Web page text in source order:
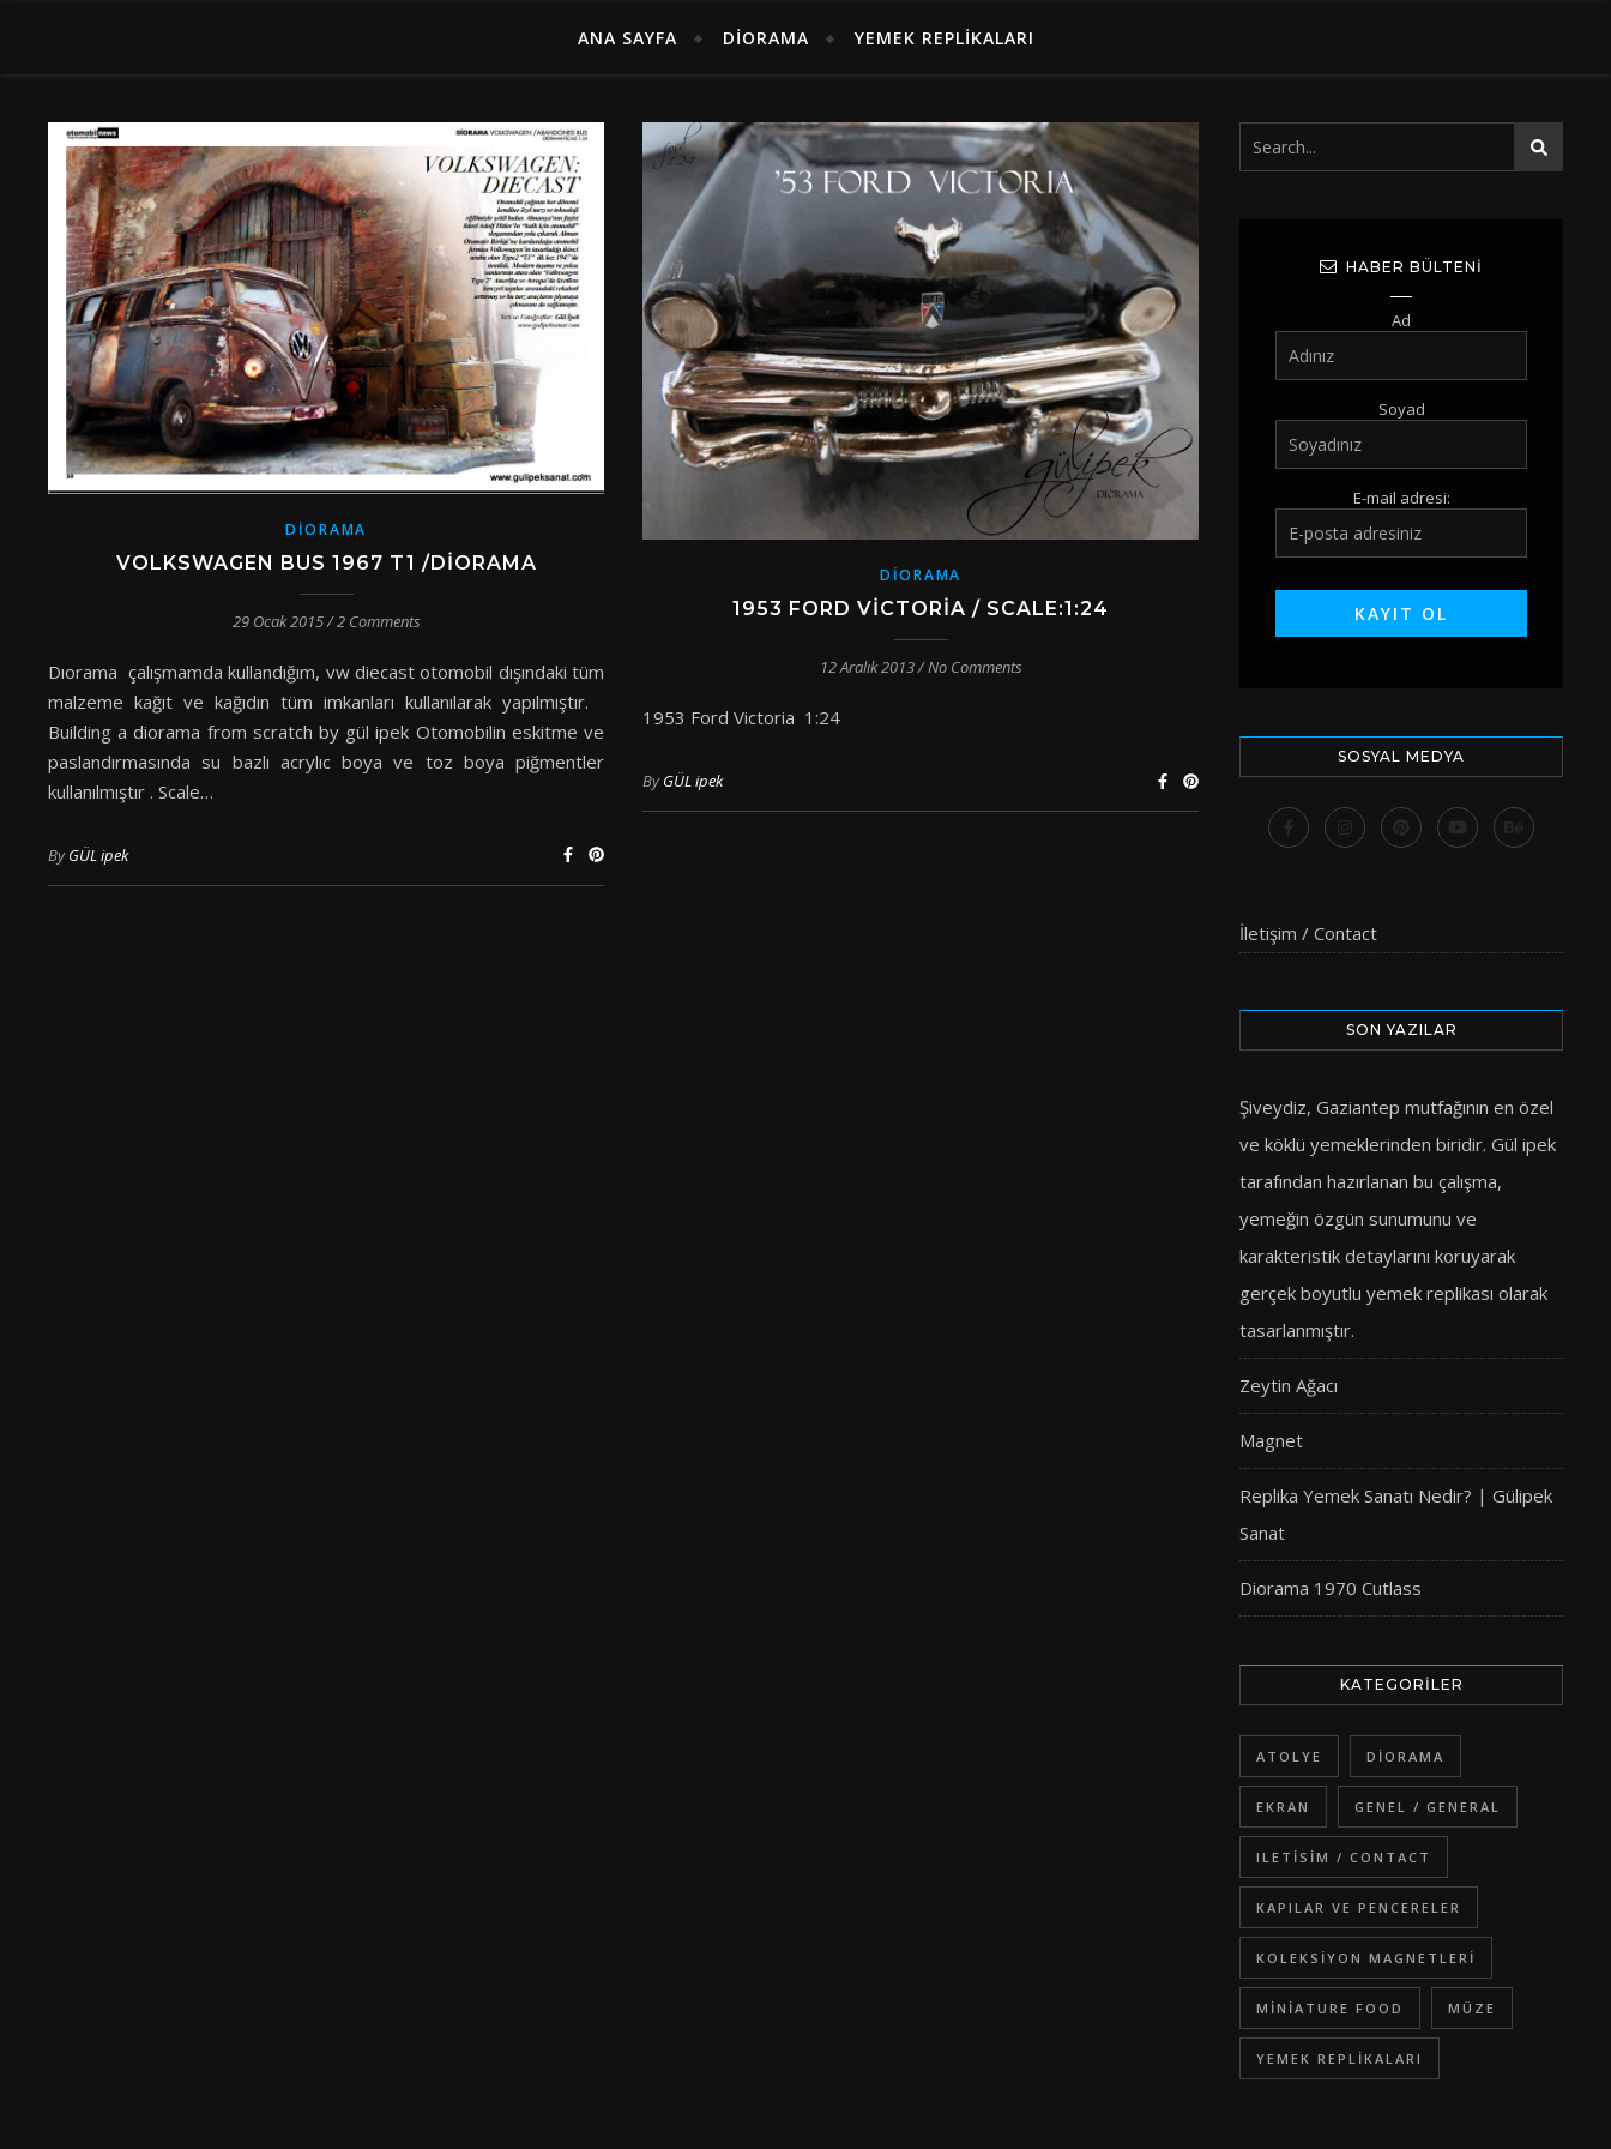
ANA SAYFA DIORAMA YEMEK REPLIKALARI
DIORAMA
VOLKSWAGEN BUS 1967 T1 /DIORAMA
29 Ocak 2015/2 Comments
Dıorama çalışmamda kullandığım, vw diecast otomobil dışındaki tüm
malzeme kağıt ve kağıdın tüm imkanları kullanılarak yapılmıştır.
Building a diorama from scratch by gül ipek Otomobilin eskitme ve
paslandırmasında su bazlı acrylıc boya ve toz boya piğmentler
kullanılmıştır . Scale…
ByGÜL ipek
DIORAMA
1953 FORD VICTORIA / SCALE:1:24
12 Aralık 2013/No Comments
1953 Ford Victoria 1:24
ByGÜL ipek
HABER BÜLTENI
Ad
Soyad
E-mail adresi:
SOSYAL MEDYA
İletişim / Contact
SON YAZILAR
Şiveydiz, Gaziantep mutfağının en özel
ve köklü yemeklerinden biridir. Gül ipek
tarafından hazırlanan bu çalışma,
yemeğin özgün sunumunu ve
karakteristik detaylarını koruyarak
gerçek boyutlu yemek replikası olarak
tasarlanmıştır.
Zeytin Ağacı
Magnet
Replika Yemek Sanatı Nedir? | Gülipek
Sanat
Diorama 1970 Cutlass
KATEGORILER
ATOLYE DIORAMA
EKRAN GENEL / GENERAL
ILETISIM / CONTACT
KAPILAR VE PENCERELER
KOLEKSIYON MAGNETLERI
MINIATURE FOOD MÜZE
YEMEK REPLIKALARI